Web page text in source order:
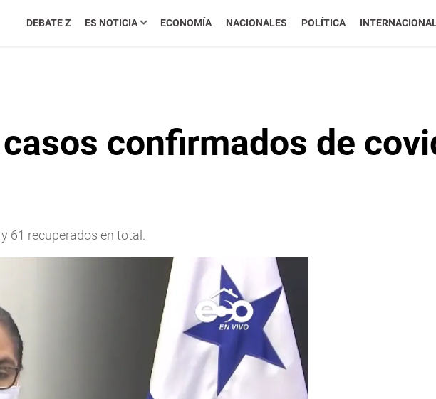
DEBATE Z ES NOTICIA ECONOMÍA NACIONALES POLÍTICA
confirmados de
61 recuperados en total.